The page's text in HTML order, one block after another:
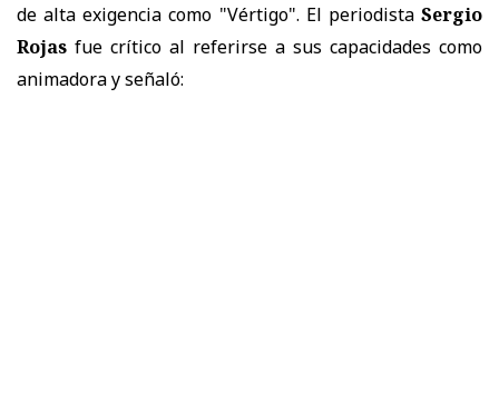
de alta exigencia como "Vértigo". El periodista Sergio
Rojas fue crítico al referirse a sus capacidades como
animadora y señaló: